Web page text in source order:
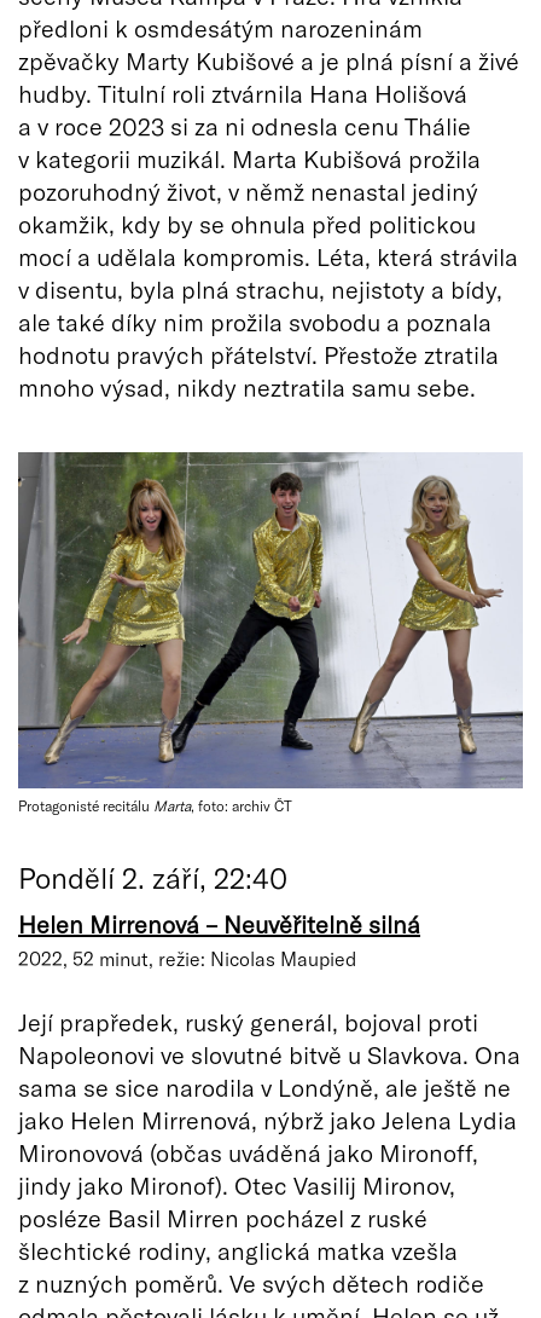
předloni k osmdesátým narozeninám
zpěvačky Marty Kubišové a je plná písní a živé
hudby. Titulní roli ztvárnila Hana Holišová
a v roce 2023 si za ni odnesla cenu Thálie
v kategorii muzikál. Marta Kubišová prožila
pozoruhodný život, v němž nenastal jediný
okamžik, kdy by se ohnula před politickou
mocí a udělala kompromis. Léta, která strávila
v disentu, byla plná strachu, nejistoty a bídy,
ale také díky nim prožila svobodu a poznala
hodnotu pravých přátelství. Přestože ztratila
mnoho výsad, nikdy neztratila samu sebe.
Protagonisté recitálu Marta, foto: archiv ČT
Pondělí 2. září, 22:40
Helen Mirrenová – Neuvěřitelně silná
2022, 52 minut, režie: Nicolas Maupied
Její prapředek, ruský generál, bojoval proti
Napoleonovi ve slovutné bitvě u Slavkova. Ona
sama se sice narodila v Londýně, ale ještě ne
jako Helen Mirrenová, nýbrž jako Jelena Lydia
Mironovová (občas uváděná jako Mironoff,
jindy jako Mironof). Otec Vasilij Mironov,
posléze Basil Mirren pocházel z ruské
šlechtické rodiny, anglická matka vzešla
z nuzných poměrů. Ve svých dětech rodiče